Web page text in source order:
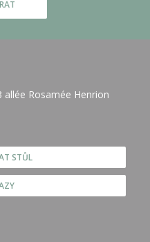
allée Rosamée Henrion
STŮL